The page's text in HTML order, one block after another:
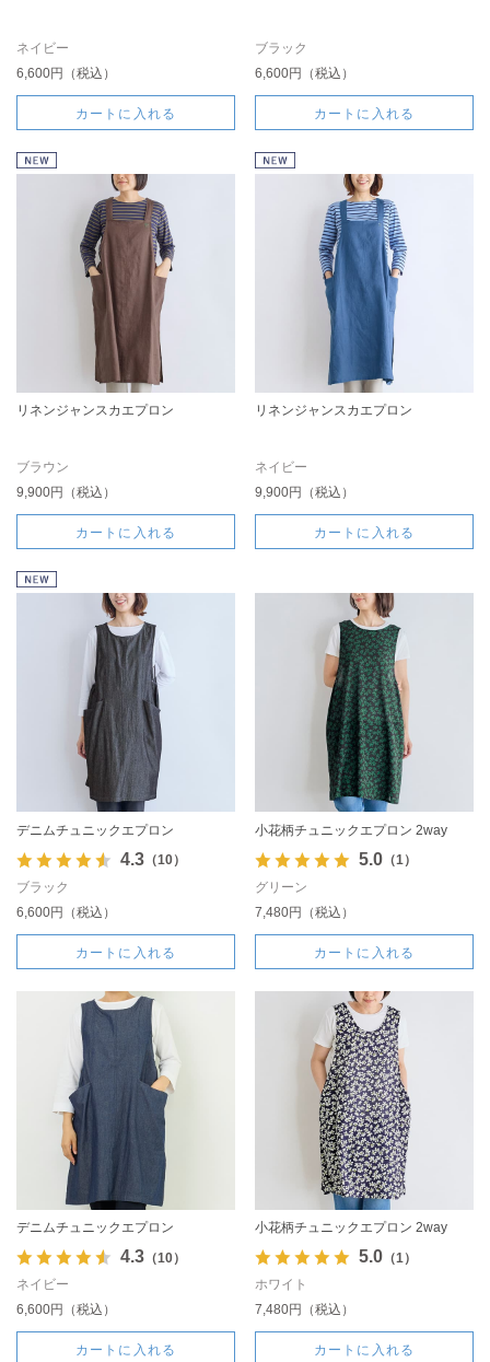
ネイビー
6,600円（税込）
カートに入れる
ブラック
6,600円（税込）
カートに入れる
リネンジャンスカエプロン
ブラウン
9,900円（税込）
カートに入れる
リネンジャンスカエプロン
ネイビー
9,900円（税込）
カートに入れる
デニムチュニックエプロン
4.3（10）
ブラック
6,600円（税込）
カートに入れる
小花柄チュニックエプロン 2way
5.0（1）
グリーン
7,480円（税込）
カートに入れる
デニムチュニックエプロン
4.3（10）
ネイビー
6,600円（税込）
カートに入れる
小花柄チュニックエプロン 2way
5.0（1）
ホワイト
7,480円（税込）
カートに入れる